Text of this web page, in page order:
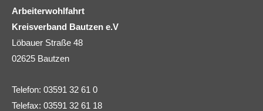
Arbeiterwohlfahrt
Kreisverband Bautzen e.V
Löbauer Straße 48
02625 Bautzen
Telefon: 03591 32 61 0
Telefax: 03591 32 61 18